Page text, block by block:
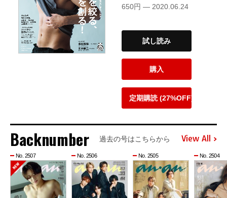
650円 — 2020.06.24
試し読み
購入
定期購読 (27%OFF)
Backnumber 過去の号はこちらから View All
No. 2507 No. 2506 No. 2505 No. 2504